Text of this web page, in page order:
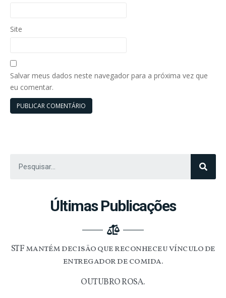
Site
Salvar meus dados neste navegador para a próxima vez que
eu comentar.
Últimas Publicações
STF mantém decisão que reconheceu vínculo de
entregador de comida.
OUTUBRO ROSA.